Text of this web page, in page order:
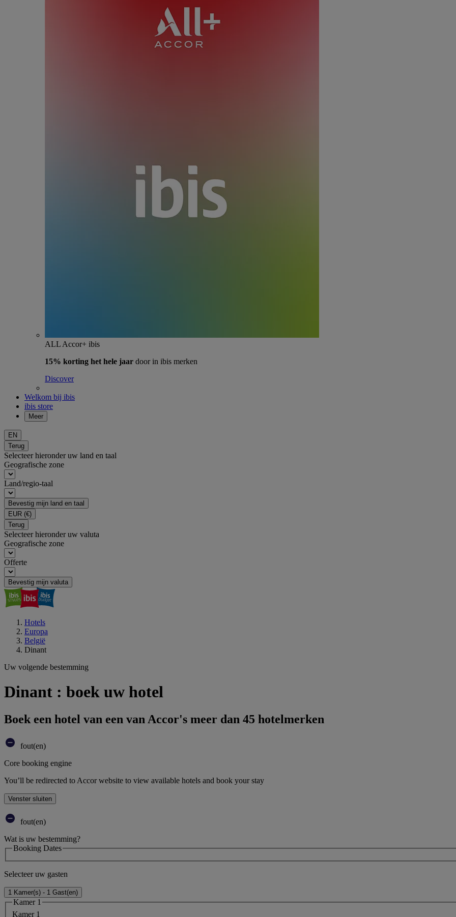
ALL Accor+ ibis
15% korting het hele jaar door in ibis merken
Discover
Welkom bij ibis
ibis store
Meer
EN
Terug
Selecteer hieronder uw land en taal
Geografische zone
Land/regio-taal
Bevestig mijn land en taal
EUR (€)
Terug
Selecteer hieronder uw valuta
Geografische zone
Offerte
Bevestig mijn valuta
Hotels
Europa
België
Dinant
Uw volgende bestemming
Dinant : boek uw hotel
Boek een hotel van een van Accor's meer dan 45 hotelmerken
fout(en)
Core booking engine
You’ll be redirected to Accor website to view available hotels and book your stay
Venster sluiten
fout(en)
Wat is uw bestemming?
Booking Dates
Selecteer uw gasten
1 Kamer(s) - 1 Gast(en)
Kamer 1
Kamer 1